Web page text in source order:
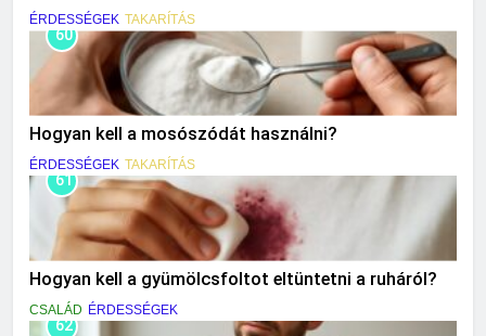
ÉRDESSÉGEK TAKARÍTÁS
60
Hogyan kell a mosószódát használni?
ÉRDESSÉGEK TAKARÍTÁS
61
Hogyan kell a gyümölcsfoltot eltüntetni a ruháról?
CSALÁD ÉRDESSÉGEK
62